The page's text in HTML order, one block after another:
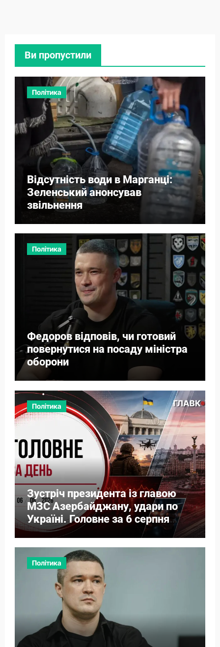
Ви пропустили
Політика
Відсутність води в Марганці:
Зеленський анонсував
звільнення
Політика
Федоров відповів, чи готовий
повернутися на посаду міністра
оборони
Політика
Зустріч президента із главою
МЗС Азербайджану, удари по
Україні. Головне за 6 серпня
2026
Політика